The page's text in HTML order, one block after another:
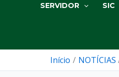
SERVIDOR SIC
Início NOTÍCIAS